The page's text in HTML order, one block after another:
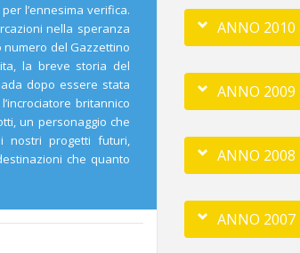
l’ennesima verifica.
nella speranza
del Gazzettino
la breve storia del
dopo essere stata
britannico
un personaggio che
nostri progetti futuri,
che quanto
ANNO 2010
ANNO 2009
ANNO 2008
ANNO 2007